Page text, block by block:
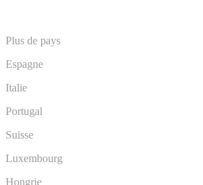
Plus de pays
Espagne
Italie
Portugal
Suisse
Luxembourg
Hongrie